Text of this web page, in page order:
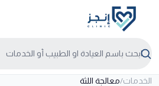
الخدمات/معالجة اللثة